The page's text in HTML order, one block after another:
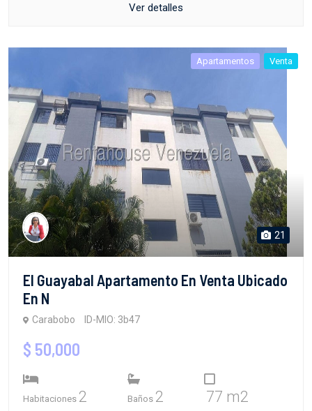
Ver detalles
Apartamentos Venta
21
El Guayabal Apartamento En Venta Ubicado
En N
Carabobo ID-MIO: 3b47
$ 50,000
Habitaciones 2 Baños 2 77 m2